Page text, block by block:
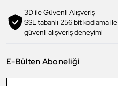
3D ile Güvenli Alışveriş
SSL tabanlı 256 bit kodlama ile
güvenli alışveriş deneyimi
E-Bülten Aboneliği